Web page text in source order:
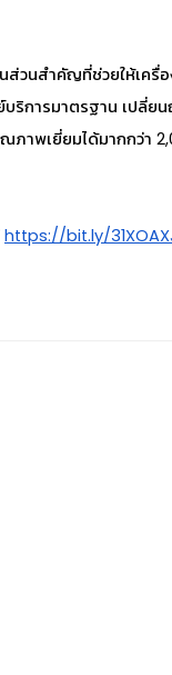
ส่วนสำคัญที่ช่วยให้เ
ริการมาตรฐาน เปลี่ยน
าพเยี่ยมได้มากกว่า
https://bit.ly/